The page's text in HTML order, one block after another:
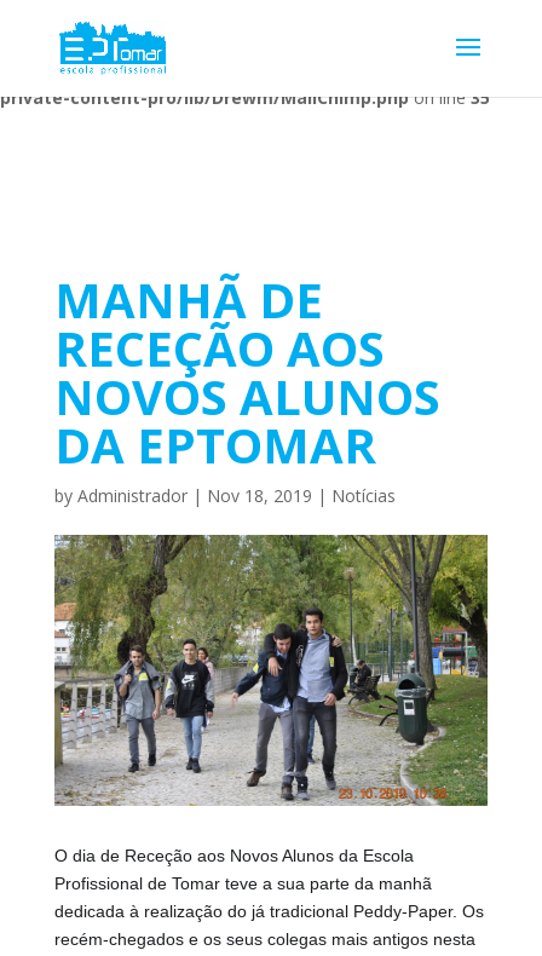
Warning: Undefined array key 1 in
/home/escolaprofission/public_html/wp-content/plugins/wp-
private-content-pro/lib/Drewm/MailChimp.phpon line35
MANHÃ DE
RECEÇÃO AOS
NOVOS ALUNOS
DA EPTOMAR
by Administrador| Nov 18, 2019 | Notícias
O dia de Receção aos Novos Alunos da Escola
Profissional de Tomar teve a sua parte da manhã
dedicada à realização do já tradicional Peddy-Paper. Os
recém-chegados e os seus colegas mais antigos nesta